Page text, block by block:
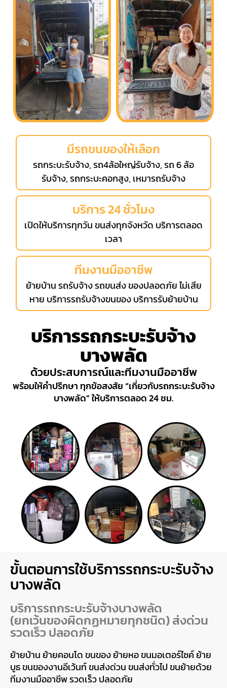
มีรถขนของให้เลือก
รถกระบะรับจ้าง, รถ4ล้อใหญ่รับจ้าง, รถ 6 ล้อ
รับจ้าง, รถกระบะคอกสูง, เหมารถรับจ้าง
บริการ 24 ชั่วโมง
เปิดให้บริการทุกวัน ขนส่งทุกจังหวัด บริการตลอด
เวลา
ทีมงานมืออาชีพ
ย้ายบ้าน รถรับจ้าง รถขนส่ง ของปลอดภัย ไม่เสีย
หาย บริการรถรับจ้างขนของ บริการรับย้ายบ้าน
บริการรถกระบะรับจ้าง
บางพลัด
ด้วยประสบการณ์และทีมงานมืออาชีพ
พร้อมให้คำปรึกษา ทุกข้อสงสัย “เกี่ยวกับรถกระบะรับจ้าง
บางพลัด” ให้บริการตลอด 24 ชม.
ขั้นตอนการใช้บริการรถกระบะรับจ้าง
บางพลัด
บริการรถกระบะรับจ้างบางพลัด
(ยกเว้นของผิดกฏหมายทุกชนิด) ส่งด่วน
รวดเร็ว ปลอดภัย
ย้ายบ้าน ย้ายคอนโด ขนของ ย้ายหอ ขนมอเตอร์ไซค์ ย้าย
บูธ ขนของงานอีเว้นท์ ขนส่งด่วน ขนส่งทั่วไป ขนย้ายด้วย
ทีมงานมืออาชีพ รวดเร็ว ปลอดภัย